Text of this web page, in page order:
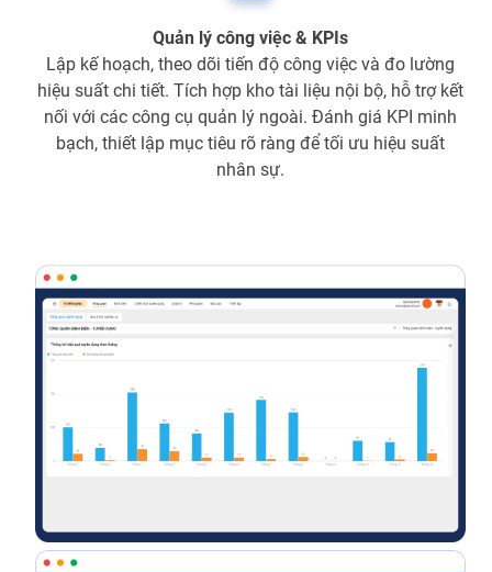
Quản lý công việc & KPIs
Lập kế hoạch, theo dõi tiến độ công việc và đo lường
hiệu suất chi tiết. Tích hợp kho tài liệu nội bộ, hỗ trợ kết
nối với các công cụ quản lý ngoài. Đánh giá KPI minh
bạch, thiết lập mục tiêu rõ ràng để tối ưu hiệu suất
nhân sự.